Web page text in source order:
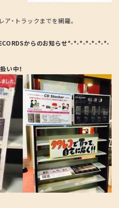
・トラックまでを網羅。
からのお知らせ*-*-*-*-*-*-*-
い中！